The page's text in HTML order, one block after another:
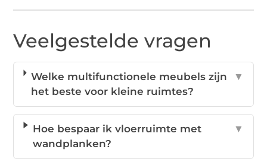
Veelgestelde vragen
Welke multifunctionele meubels zijn
het beste voor kleine ruimtes?
▼
Hoe bespaar ik vloerruimte met
wandplanken?
▼